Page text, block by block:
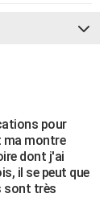
pour
ma montre
dont j'ai
il se peut que
sont très